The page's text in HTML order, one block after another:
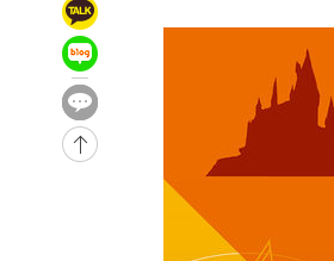
-7724초 전 >
주 날씨]
-4742초 전 >
축구협회 "압수수색·성접
-3259초 전 >
[속보]'압수수색·성접대 논
송"
2시간 전 >
'최고 37도' 폭염 지속…강원
4시간 전 >
[속보]뉴욕증시 상승 마감